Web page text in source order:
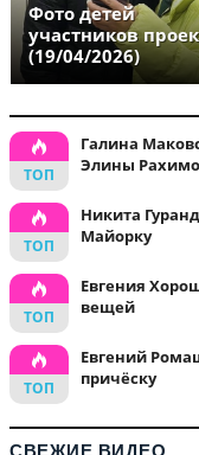
Фото детей
участников
(19/04/2026)
Галина
Элины
Никита
Майорку
Евгения
вещей
Евгений
причёску
СВЕЖИЕ ВИДЕО